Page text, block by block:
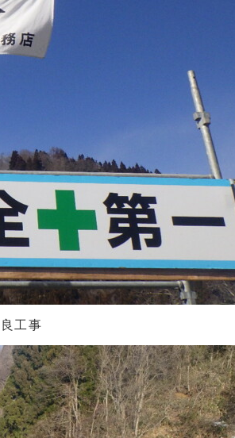
工事